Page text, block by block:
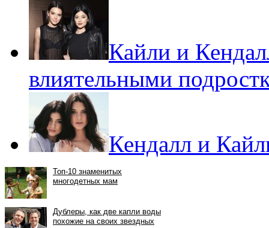
Кайли и
влиятельными
Кендалл и